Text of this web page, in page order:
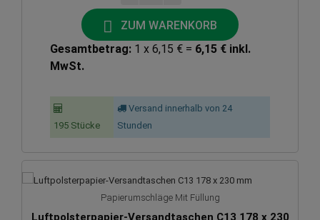
ZUM WARENKORB
Gesamtbetrag: 1 x 6,15 € = 6,15 € inkl.
MwSt.
195 Stücke
Versand innerhalb von 24
Stunden
Papierumschläge Mit Füllung
Luftpolsterpapier-Versandtaschen C13 178 x 230